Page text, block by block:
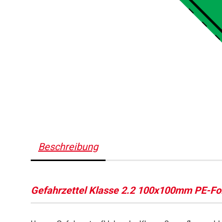
Beschreibung
Gefahrzettel Klasse 2.2 100x100mm PE-